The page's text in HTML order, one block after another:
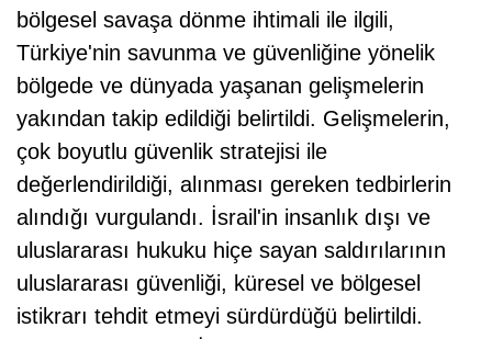
bölgesel savaşa dönme ihtimali ile ilgili,
Türkiye'nin savunma ve güvenliğine yönelik
bölgede ve dünyada yaşanan gelişmelerin
yakından takip edildiği belirtildi. Gelişmelerin,
çok boyutlu güvenlik stratejisi ile
değerlendirildiği, alınması gereken tedbirlerin
alındığı vurgulandı. İsrail'in insanlık dışı ve
uluslararası hukuku hiçe sayan saldırılarının
uluslararası güvenliği, küresel ve bölgesel
istikrarı tehdit etmeyi sürdürdüğü belirtildi.